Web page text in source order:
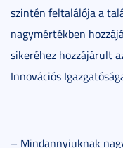
szintén feltalálója a
nagymértékben
sikeréhez hozzájárult
Innovációs
– Mindannyiuknak